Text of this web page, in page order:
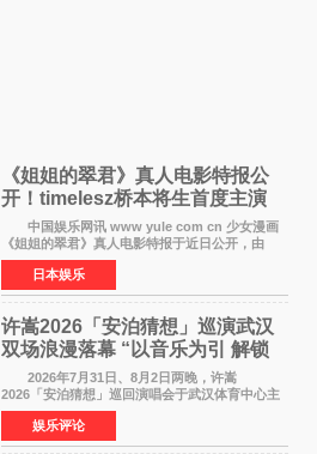
《姐姐的翠君》真人电影特报公
开！timelesz桥本将生首度主演
12月4日上映
中国娱乐网讯 www yule com cn 少女漫画
《姐姐的翠君》真人电影特报于近日公开，由
timelesz成员桥本将生担任主演，这也是他首次
担任电影主演，引发高度关注。 女高中生咲
苗翠（中岛瑠菜
日本娱乐
许嵩2026「安泊猜想」巡演武汉
双场浪漫落幕 “以音乐为引 解锁
江城记忆”
2026年7月31日、8月2日两晚，许嵩
2026「安泊猜想」巡回演唱会于武汉体育中心主
体育场盛大开唱。许嵩与数万歌迷在此相聚，从
浪漫惬意的舞台设计到充满诚意与惊喜的现场互
动，共同开启了一场关于
娱乐评论